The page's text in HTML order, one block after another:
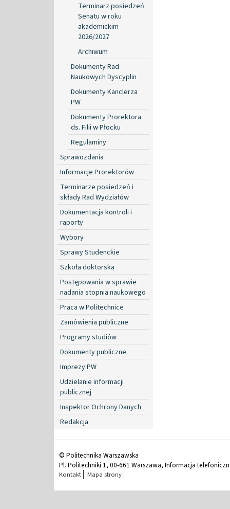
Terminarz posiedzeń
Senatu w roku
akademickim
2026/2027
Archiwum
Dokumenty Rad
Naukowych Dyscyplin
Dokumenty Kanclerza
PW
Dokumenty Prorektora
ds. Filii w Płocku
Regulaminy
Sprawozdania
Informacje Prorektorów
Terminarze posiedzeń i
składy Rad Wydziałów
Dokumentacja kontroli i
raporty
Wybory
Sprawy Studenckie
Szkoła doktorska
Postępowania w sprawie
nadania stopnia naukowego
Praca w Politechnice
Zamówienia publiczne
Programy studiów
Dokumenty publiczne
Imprezy PW
Udzielanie informacji
publicznej
Inspektor Ochrony Danych
Redakcja
© Politechnika Warszawska
Pl. Politechniki 1, 00-661 Warszawa, Informacja
Kontakt Mapa strony